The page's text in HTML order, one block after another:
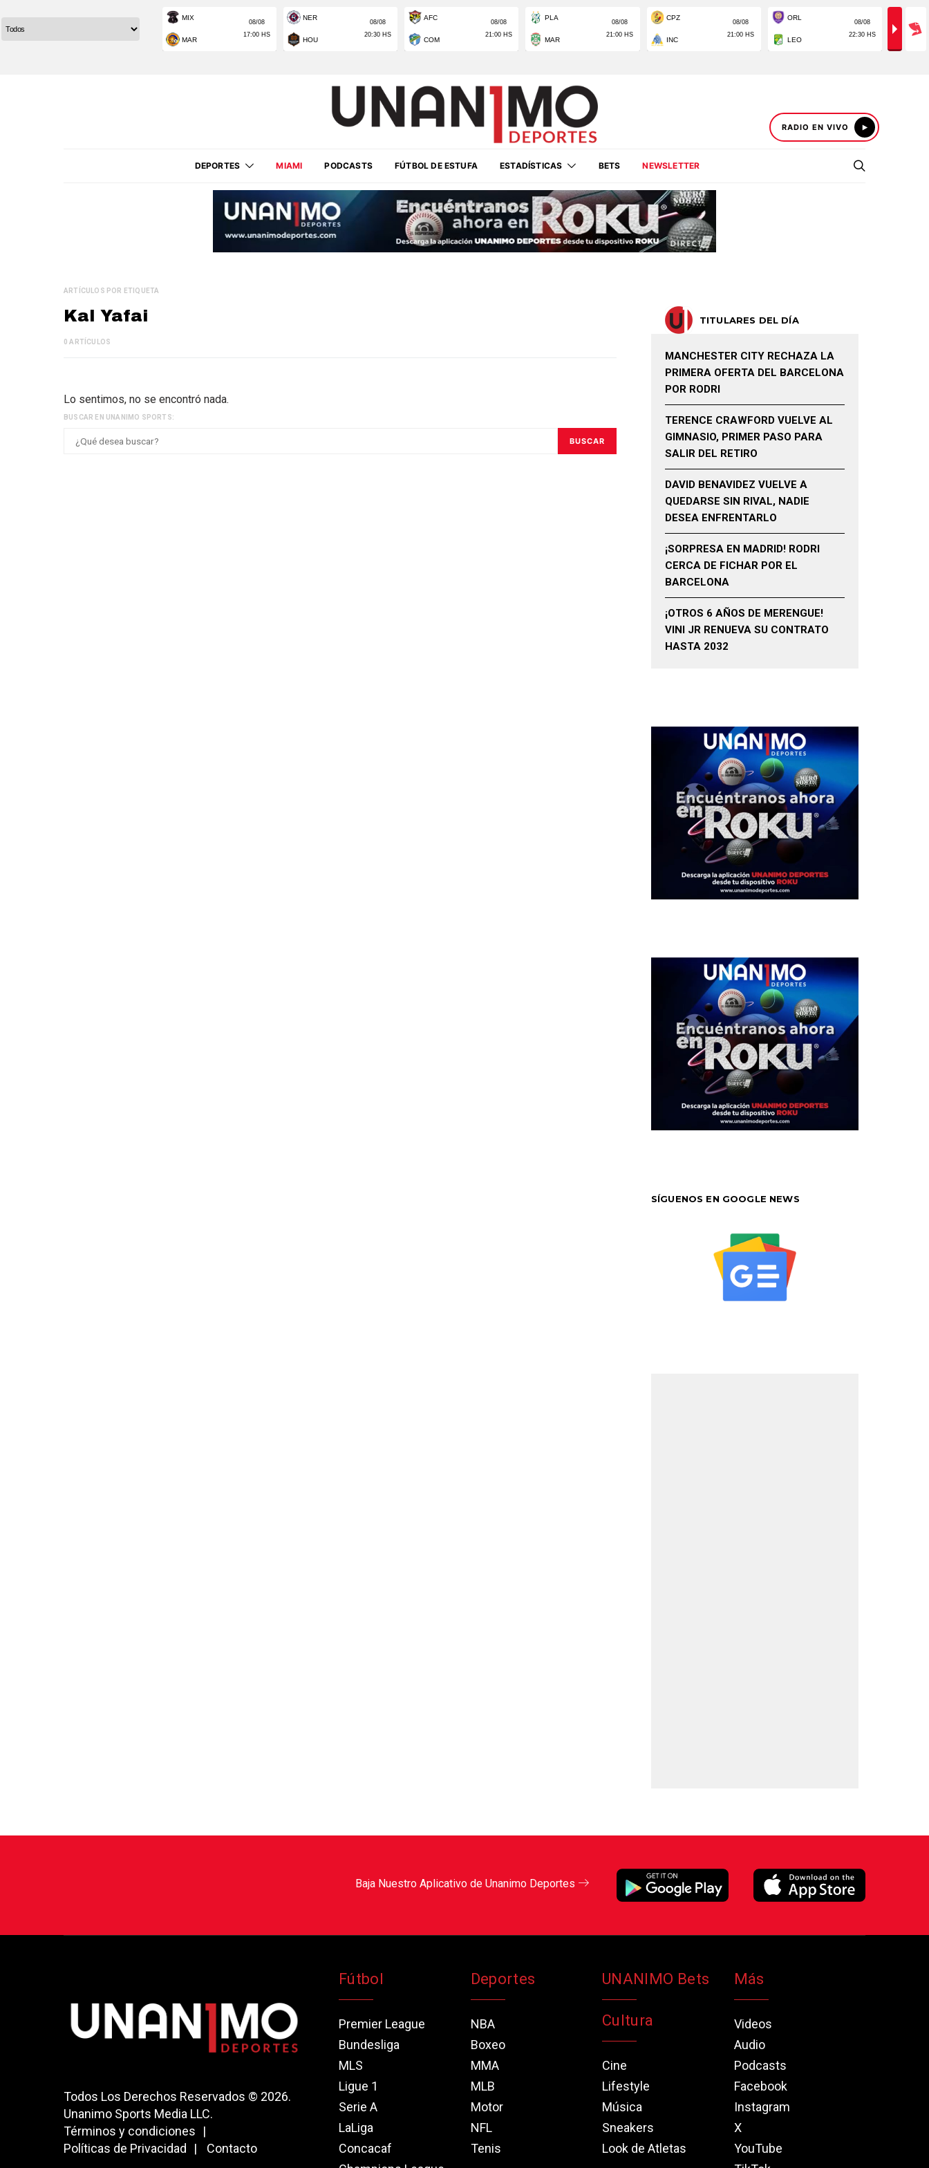
RADIO EN VIVO
DEPORTES MIAMI PODCASTS FÚTBOL DE ESTUFA ESTADÍSTICAS BETS NEWSLETTER
ARTÍCULOS POR ETIQUETA
Kal Yafai
0 ARTÍCULOS
Lo sentimos, no se encontró nada.
BUSCAR EN UNANIMO SPORTS:
BUSCAR
TITULARES DEL DÍA
MANCHESTER CITY RECHAZA LA
PRIMERA OFERTA DEL BARCELONA
POR RODRI
TERENCE CRAWFORD VUELVE AL
GIMNASIO, PRIMER PASO PARA
SALIR DEL RETIRO
DAVID BENAVIDEZ VUELVE A
QUEDARSE SIN RIVAL, NADIE
DESEA ENFRENTARLO
¡SORPRESA EN MADRID! RODRI
CERCA DE FICHAR POR EL
BARCELONA
¡OTROS 6 AÑOS DE MERENGUE!
VINI JR RENUEVA SU CONTRATO
HASTA 2032
SÍGUENOS EN GOOGLE NEWS
Baja Nuestro Aplicativo de Unanimo Deportes
Todos Los Derechos Reservados © 2026.
Unanimo Sports Media LLC.
Términos y condiciones
Políticas de Privacidad
Contacto
Fútbol
Premier League
Bundesliga
MLS
Ligue 1
Serie A
LaLiga
Concacaf
Deportes
NBA
Boxeo
MMA
MLB
Motor
NFL
Tenis
UNANIMO Bets
Cultura
Cine
Lifestyle
Música
Sneakers
Look de Atletas
Más
Videos
Audio
Podcasts
Facebook
Instagram
X
YouTube